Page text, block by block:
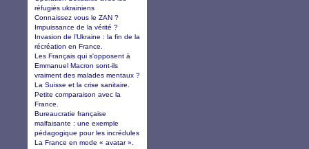
réfugiés ukrainiens
Connaissez vous le ZAN ?
Impuissance de la vérité ?
Invasion de l’Ukraine : la fin de la
récréation en France.
Les Français qui s'opposent à
Emmanuel Macron sont-ils
vraiment des malades mentaux ?
La Suisse et la crise sanitaire.
Petite comparaison avec la
France.
Bureaucratie française
malfaisante : une exemple
pédagogique pour les incrédules
La France en mode « avatar ».